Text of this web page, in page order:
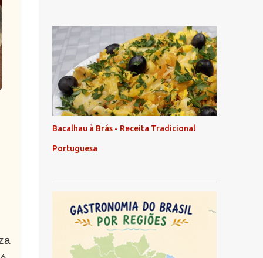
Bacalhau à Brás - Receita Tradicional
Portuguesa